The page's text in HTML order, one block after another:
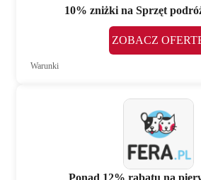
10% zniżki na Sprzęt
ZOBACZ
Warunki
Ponad 12% rabatu na